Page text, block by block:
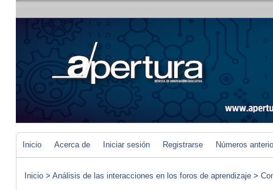
Inicio Acerca de Iniciar sesión Registrarse Números
Inicio > Análisis de las interacciones en los foros de aprendizaje >